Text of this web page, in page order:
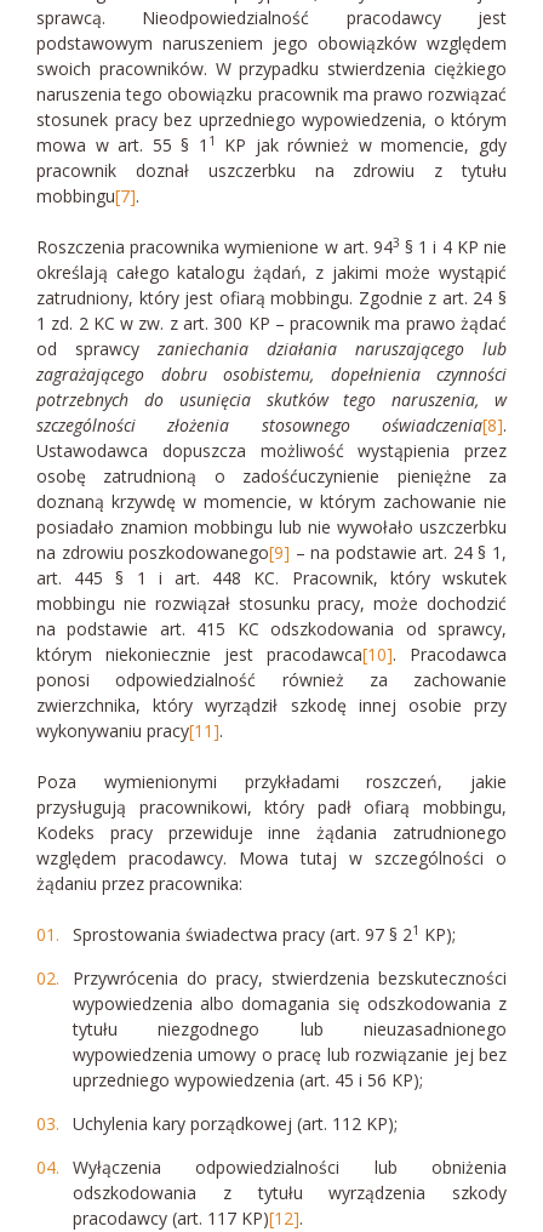
sprawcą. Nieodpowiedzialność pracodawcy jest
podstawowym naruszeniem jego obowiązków względem
swoich pracowników. W przypadku stwierdzenia ciężkiego
naruszenia tego obowiązku pracownik ma prawo rozwiązać
stosunek pracy bez uprzedniego wypowiedzenia, o którym
mowa w art. 55 § 1 1
KP jak również w momencie, gdy
pracownik doznał uszczerbku na zdrowiu z tytułu
mobbingu[7].
Roszczenia pracownika wymienione w art. 943 § 1 i 4 KP nie
określają całego katalogu żądań, z jakimi może wystąpić
zatrudniony, który jest ofiarą mobbingu. Zgodnie z art. 24 §
1 zd. 2 KC w zw. z art. 300 KP – pracownik ma prawo żądać
od sprawcyzaniechania działania naruszającego lub
zagrażającego dobru osobistemu, dopełnienia czynności
potrzebnych do usunięcia skutków tego naruszenia, w
szczególności złożenia stosownego oświadczenia[8].
Ustawodawca dopuszcza możliwość wystąpienia przez
osobę zatrudnioną o zadośćuczynienie pieniężne za
doznaną krzywdę w momencie, w którym zachowanie nie
posiadało znamion mobbingu lub nie wywołało uszczerbku
na zdrowiu poszkodowanego[9] – na podstawie art. 24 § 1,
art. 445 § 1 i art. 448 KC. Pracownik, który wskutek
mobbingu nie rozwiązał stosunku pracy, może dochodzić
na podstawie art. 415 KC odszkodowania od sprawcy,
którym niekoniecznie jest pracodawca[10]. Pracodawca
ponosi odpowiedzialność również za zachowanie
zwierzchnika, który wyrządził szkodę innej osobie przy
wykonywaniu pracy[11].
Poza wymienionymi przykładami roszczeń, jakie
przysługują pracownikowi, który padł ofiarą mobbingu,
Kodeks pracy przewiduje inne żądania zatrudnionego
względem pracodawcy. Mowa tutaj w szczególności o
żądaniu przez pracownika:
Sprostowania świadectwa pracy (art. 97 § 21 KP);
Przywrócenia do pracy, stwierdzenia bezskuteczności
wypowiedzenia albo domagania się odszkodowania z
tytułu niezgodnego lub nieuzasadnionego
wypowiedzenia umowy o pracę lub rozwiązanie jej bez
uprzedniego wypowiedzenia (art. 45 i 56 KP);
Uchylenia kary porządkowej (art. 112 KP);
Wyłączenia odpowiedzialności lub obniżenia
odszkodowania z tytułu wyrządzenia szkody
pracodawcy (art. 117 KP)[12].